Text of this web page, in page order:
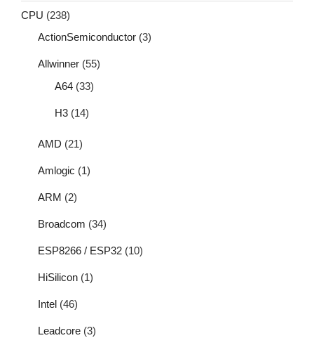
CPU (238)
ActionSemiconductor (3)
Allwinner (55)
A64 (33)
H3 (14)
AMD (21)
Amlogic (1)
ARM (2)
Broadcom (34)
ESP8266 / ESP32 (10)
HiSilicon (1)
Intel (46)
Leadcore (3)